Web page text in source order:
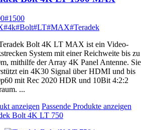
#1500
#4k#Bolt#LT#MAX#Teradek
Bolt 4K LT MAX ist ein Video-
System mit einer Reichweite bis zu
mithilfe der Array 4K Panel Antenne. Sie
ein 4K30 Signal über HDMI und bis
mit Rec 2020 HDR und 10Bit 4:2:2
...
anzeigen Passende Produkte anzeigen
Bolt 4K LT 750